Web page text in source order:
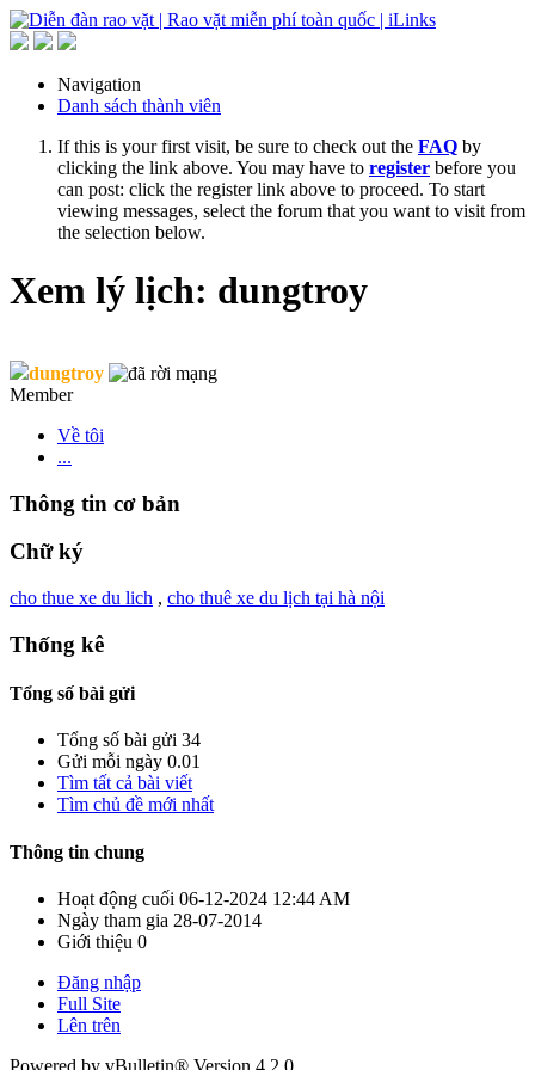
Navigation
Danh sách thành viên
If this is your first visit, be sure to check out the FAQ by
clicking the link above. You may have to register before you
can post: click the register link above to proceed. To start
viewing messages, select the forum that you want to visit from
the selection below.
Xem lý lịch: dungtroy
dungtroy
Member
Về tôi
...
Thông tin cơ bản
Chữ ký
cho thue xe du lich , cho thuê xe du lịch tại hà nội
Thống kê
Tổng số bài gửi
Tổng số bài gửi 34
Gửi mỗi ngày 0.01
Tìm tất cả bài viết
Tìm chủ đề mới nhất
Thông tin chung
Hoạt động cuối 06-12-2024 12:44 AM
Ngày tham gia 28-07-2014
Giới thiệu 0
Đăng nhập
Full Site
Lên trên
Powered by vBulletin® Version 4.2.0